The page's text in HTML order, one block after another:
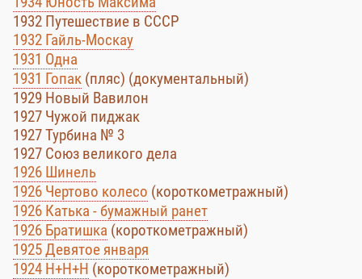
1932 Путешествие в СССР
1932 Гайль-Москау
1931 Одна
1931 Гопак (пляс) (документальный)
1929 Новый Вавилон
1927 Чужой пиджак
1927 Турбина № 3
1927 Союз великого дела
1926 Шинель
1926 Чертово колесо (короткометражный)
1926 Катька - бумажный ранет
1926 Братишка (короткометражный)
1925 Девятое января
1924 Н+Н+Н (короткометражный)